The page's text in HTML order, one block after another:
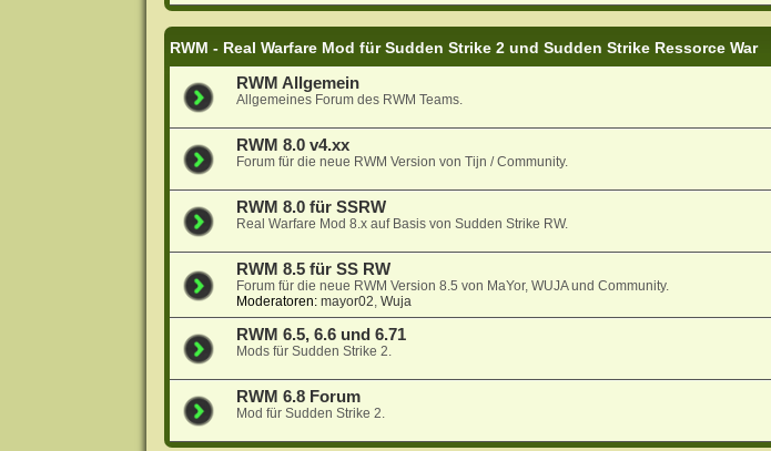
RWM - Real Warfare Mod für Sudden Strike 2 und Sudden Strike Ressorce War
RWM Allgemein
Allgemeines Forum des RWM Teams.
RWM 8.0 v4.xx
Forum für die neue RWM Version von Tijn / Community.
RWM 8.0 für SSRW
Real Warfare Mod 8.x auf Basis von Sudden Strike RW.
RWM 8.5 für SS RW
Forum für die neue RWM Version 8.5 von MaYor, WUJA und Community.
Moderatoren: mayor02, Wuja
RWM 6.5, 6.6 und 6.71
Mods für Sudden Strike 2.
RWM 6.8 Forum
Mod für Sudden Strike 2.